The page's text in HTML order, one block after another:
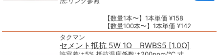
【数量1本〜】1本単価 ¥158
【数量100本〜】1本単価 ¥142
タクマン
セメント抵抗 5W 1Ω RWBS5 [1.0Ω]